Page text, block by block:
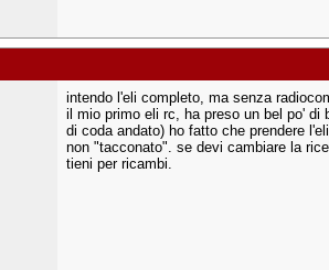
intendo l'eli completo, ma senza
il mio primo eli rc, ha preso un bel po'
di coda andato) ho fatto che prendere
non "tacconato". se devi cambiare la
tieni per ricambi.